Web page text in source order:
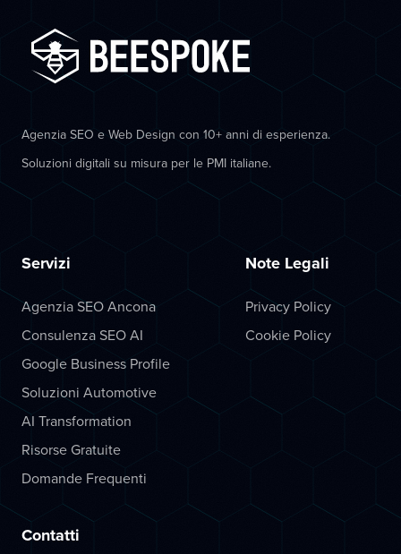
Agenzia SEO e Web Design con 10+ anni di esperienza.
Soluzioni digitali su misura per le PMI italiane.
Servizi
Agenzia SEO Ancona
Consulenza SEO AI
Google Business Profile
Soluzioni Automotive
AI Transformation
Risorse Gratuite
Domande Frequenti
Note Legali
Privacy Policy
Cookie Policy
Contatti